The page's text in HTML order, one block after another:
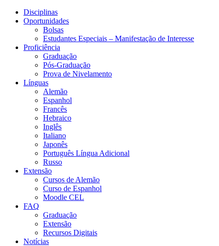
Disciplinas
Oportunidades
Bolsas
Estudantes Especiais – Manifestação de Interesse
Proficiência
Graduação
Pós-Graduação
Prova de Nivelamento
Línguas
Alemão
Espanhol
Francês
Hebraico
Inglês
Italiano
Japonês
Português Língua Adicional
Russo
Extensão
Cursos de Alemão
Curso de Espanhol
Moodle CEL
FAQ
Graduação
Extensão
Recursos Digitais
Notícias